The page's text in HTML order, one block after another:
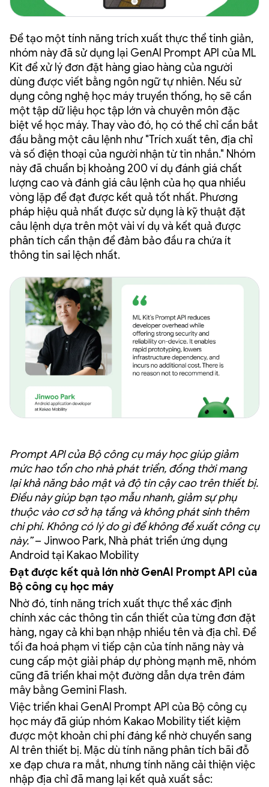
Để tạo một tính năng trích xuất thực thể tinh giản,
nhóm này đã sử dụng lại GenAI Prompt API của ML
Kit để xử lý đơn đặt hàng giao hàng của người
dùng được viết bằng ngôn ngữ tự nhiên. Nếu sử
dụng công nghệ học máy truyền thống, họ sẽ cần
một tập dữ liệu học tập lớn và chuyên môn đặc
biệt về học máy. Thay vào đó, họ có thể chỉ cần bắt
đầu bằng một câu lệnh như "Trích xuất tên, địa chỉ
và số điện thoại của người nhận từ tin nhắn." Nhóm
này đã chuẩn bị khoảng 200 ví dụ đánh giá chất
lượng cao và đánh giá câu lệnh của họ qua nhiều
vòng lặp để đạt được kết quả tốt nhất. Phương
pháp hiệu quả nhất được sử dụng là kỹ thuật đặt
câu lệnh dựa trên một vài ví dụ và kết quả được
phân tích cẩn thận để đảm bảo đầu ra chứa ít
thông tin sai lệch nhất.
Prompt API của Bộ công cụ máy học giúp giảm
mức hao tổn cho nhà phát triển, đồng thời mang
lại khả năng bảo mật và độ tin cậy cao trên thiết bị.
Điều này giúp bạn tạo mẫu nhanh, giảm sự phụ
thuộc vào cơ sở hạ tầng và không phát sinh thêm
chi phí. Không có lý do gì để không đề xuất công cụ
này.”– Jinwoo Park, Nhà phát triển ứng dụng
Android tại Kakao Mobility
Đạt được kết quả lớn nhờ GenAI Prompt API của
Bộ công cụ học máy
Nhờ đó, tính năng trích xuất thực thể xác định
chính xác các thông tin cần thiết của từng đơn đặt
hàng, ngay cả khi bạn nhập nhiều tên và địa chỉ. Để
tối đa hoá phạm vi tiếp cận của tính năng này và
cung cấp một giải pháp dự phòng mạnh mẽ, nhóm
cũng đã triển khai một đường dẫn dựa trên đám
mây bằng Gemini Flash.
Việc triển khai GenAI Prompt API của Bộ công cụ
học máy đã giúp nhóm Kakao Mobility tiết kiệm
được một khoản chi phí đáng kể nhờ chuyển sang
AI trên thiết bị. Mặc dù tính năng phân tích bãi đỗ
xe đạp chưa ra mắt, nhưng tính năng cải thiện việc
nhập địa chỉ đã mang lại kết quả xuất sắc: